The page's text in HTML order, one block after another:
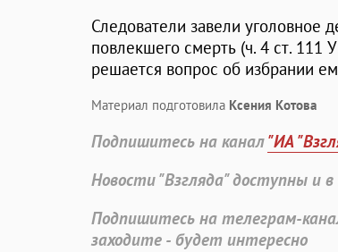
Следователи завели уголовное
повлекшего смерть (ч. 4 ст.
решается вопрос об избрании
Материал подготовила Ксения Котова
Подпишитесь на канал"ИА
Новости "Взгляда" доступны и
Подпишитесь на телеграм-
заходите - будет интересно